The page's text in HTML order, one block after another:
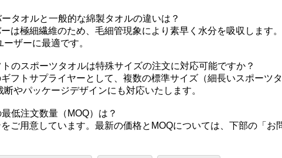
タオルと一般的な綿製タオルの違いは？
は極細繊維のため、毛細管現象により素早く水分を吸収します
ザーに最適です。
のスポーツタオルは特殊サイズの注文に対応可能ですか？
フトサプライヤーとして、複数の標準サイズ（細長いスポーツ
やパッケージデザインにも対応いたします。
低注文数量（MOQ）は？
ご用意しています。最新の価格とMOQについては、下部の「